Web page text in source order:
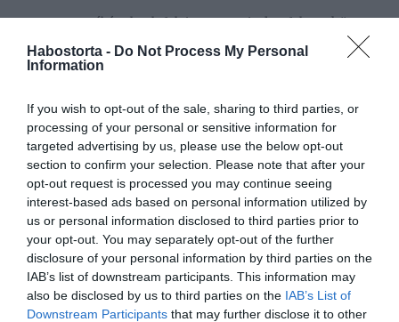
Habostorta - Do Not Process My Personal
Information
If you wish to opt-out of the sale, sharing to third parties, or
processing of your personal or sensitive information for
targeted advertising by us, please use the below opt-out
section to confirm your selection. Please note that after your
opt-out request is processed you may continue seeing
interest-based ads based on personal information utilized by
us or personal information disclosed to third parties prior to
your opt-out. You may separately opt-out of the further
disclosure of your personal information by third parties on the
IAB’s list of downstream participants. This information may
also be disclosed by us to third parties on the IAB’s List of
Downstream Participants that may further disclose it to other
„Hazamentél és el volt felejtve. Ma minden fel van kötve a
netre, ezért nem tudnak lepihenni, nem tudják becsukni
a tükröt, mert minden keep in touch, ott van minden hiba
mindig mutatsz magadból valamit, vagy egy kicsit többet.
Nekem ez a helyzet ideális, de az biztos, hogy nehezebb.
Ezzel inkább elszámolok, hogy öttel kevesebb koncertem
lesz a következő fél évben, de akkor se rakom ki a
tangabugyimat a kirakatba” – mesélte korábban Wolf
Kati.
Megosztás: Facebook Twitter Pinterest
Címkék: Wolf Kati,életkor,női szépség